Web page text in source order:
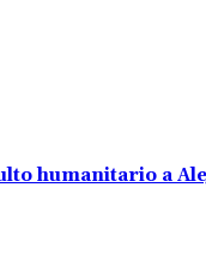
humanitario a